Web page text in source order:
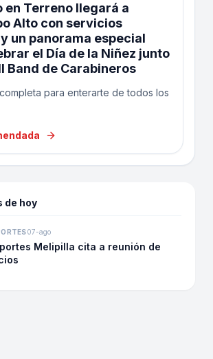
en Terreno llegará a
Alto con servicios
un panorama especial
el Día de la Niñez junto
Band de Carabineros
para enterarte de todos los
de hoy
07-ago
Melipilla cita a reunión de